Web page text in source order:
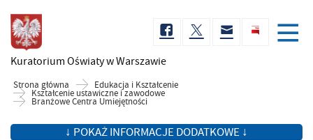
Kuratorium Oświatyw Warszawie
Strona główna Edukacja i Kształcenie
Kształcenie ustawiczne i zawodowe
Branżowe Centra Umiejętności
↓ POKAŻ INFORMACJE DODATKOWE ↓